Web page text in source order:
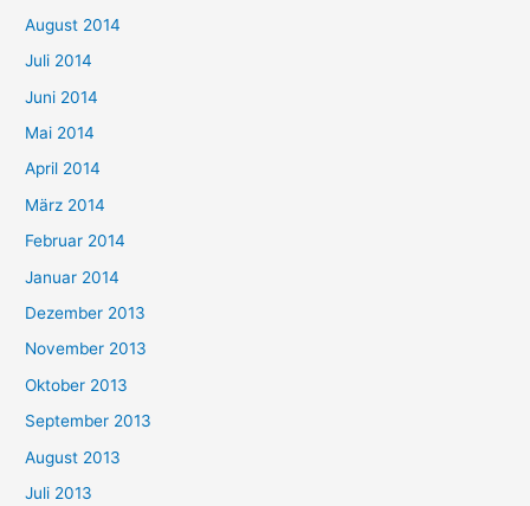
August 2014
Juli 2014
Juni 2014
Mai 2014
April 2014
März 2014
Februar 2014
Januar 2014
Dezember 2013
November 2013
Oktober 2013
September 2013
August 2013
Juli 2013